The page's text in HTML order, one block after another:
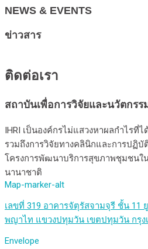
NEWS & EVENTS
ข่าวสาร
ติดต่อเรา
สถาบันเพื่อการวิจัยและนวัตกรร
IHRI เป็นองค์กรไม่แสวงหาผลกำไรที่
รวมถึงการวิจัยทางคลินิกและการปฏิ
โครงการพัฒนาบริการสุขภาพชุมชนใ
นานาชาติ
Map-marker-alt
เลขที่ 319 อาคารจัตุรัสจามจุรี ชั้น 11
พญาไท แขวงปทุมวัน เขตปทุมวัน กรุ
Envelope